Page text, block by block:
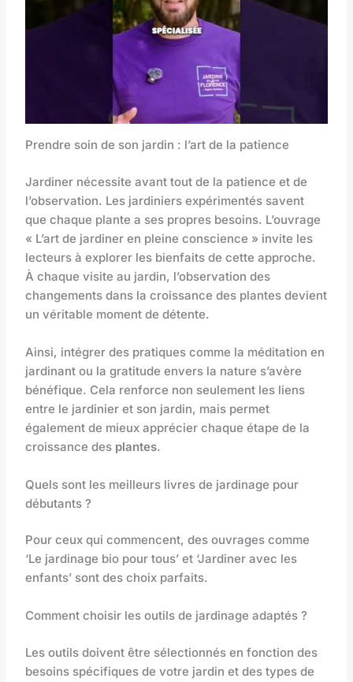
Prendre soin de son jardin : l’art de la patience
Jardiner nécessite avant tout de la patience et de
l’observation. Les jardiniers expérimentés savent
que chaque plante a ses propres besoins. L’ouvrage
« L’art de jardiner en pleine conscience » invite les
lecteurs à explorer les bienfaits de cette approche.
À chaque visite au jardin, l’observation des
changements dans la croissance des plantes devient
un véritable moment de détente.
Ainsi, intégrer des pratiques comme la méditation en
jardinant ou la gratitude envers la nature s’avère
bénéfique. Cela renforce non seulement les liens
entre le jardinier et son jardin, mais permet
également de mieux apprécier chaque étape de la
croissance des plantes.
Quels sont les meilleurs livres de jardinage pour
débutants ?
Pour ceux qui commencent, des ouvrages comme
‘Le jardinage bio pour tous’ et ‘Jardiner avec les
enfants’ sont des choix parfaits.
Comment choisir les outils de jardinage adaptés ?
Les outils doivent être sélectionnés en fonction des
besoins spécifiques de votre jardin et des types de